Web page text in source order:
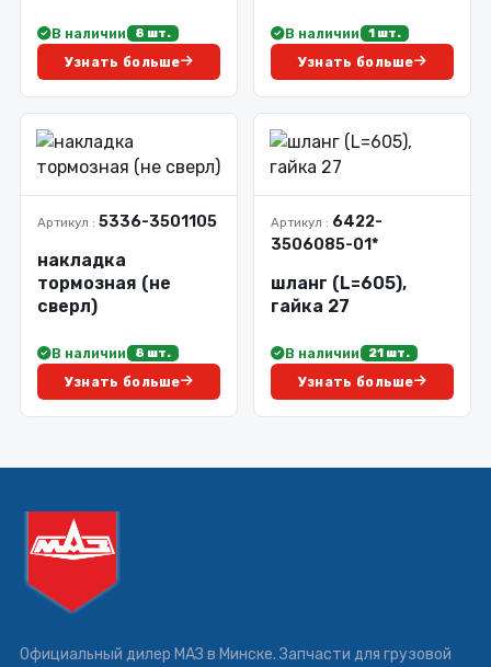
В наличии 8 шт.
Узнать больше
В наличии 1 шт.
Узнать больше
Артикул : 5336-3501105
накладка
тормозная (не
сверл)
В наличии 8 шт.
Узнать больше
Артикул : 6422-
3506085-01*
шланг (L=605),
гайка 27
В наличии 21 шт.
Узнать больше
Официальный дилер МАЗ в Минске. Запчасти для грузовой